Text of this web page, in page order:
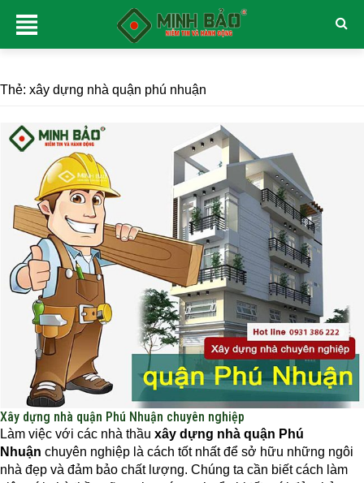
Thẻ: xây dựng nhà quận phú nhuận
Xây dựng nhà quận Phú Nhuận chuyên nghiệp
Làm việc với các nhà thầu xây dựng nhà quận Phú
Nhuận chuyên nghiệp là cách tốt nhất để sở hữu những ngôi
nhà đẹp và đảm bảo chất lượng. Chúng ta cần biết cách làm